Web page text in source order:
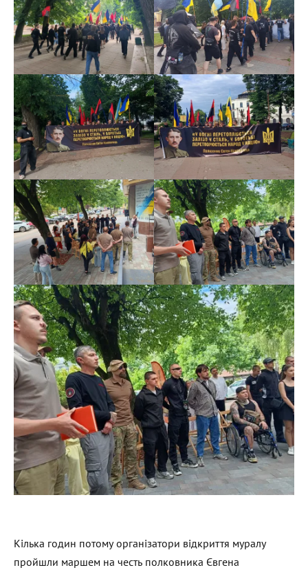
Кілька годин потому організатори відкриття муралу
пройшли маршем на честь полковника Євгена